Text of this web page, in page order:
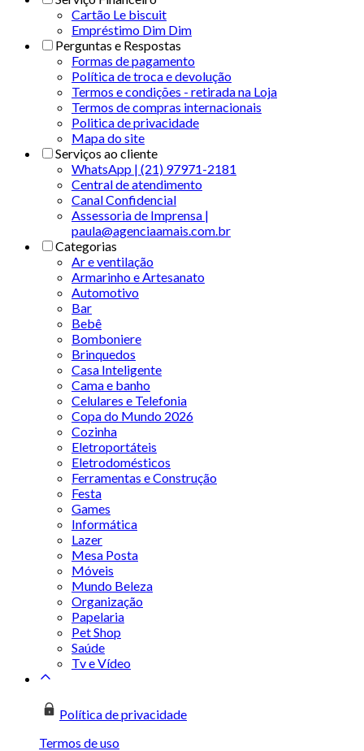
Cartão Le biscuit
Empréstimo Dim Dim
Perguntas e Respostas
Formas de pagamento
Política de troca e devolução
Termos e condições - retirada na Loja
Termos de compras internacionais
Politica de privacidade
Mapa do site
Serviços ao cliente
WhatsApp | (21) 97971-2181
Central de atendimento
Canal Confidencial
Assessoria de Imprensa |
paula@agenciaamais.com.br
Categorias
Ar e ventilação
Armarinho e Artesanato
Automotivo
Bar
Bebê
Bomboniere
Brinquedos
Casa Inteligente
Cama e banho
Celulares e Telefonia
Copa do Mundo 2026
Cozinha
Eletroportáteis
Eletrodomésticos
Ferramentas e Construção
Festa
Games
Informática
Lazer
Mesa Posta
Móveis
Mundo Beleza
Organização
Papelaria
Pet Shop
Saúde
Tv e Vídeo
Política de privacidade
Termos de uso